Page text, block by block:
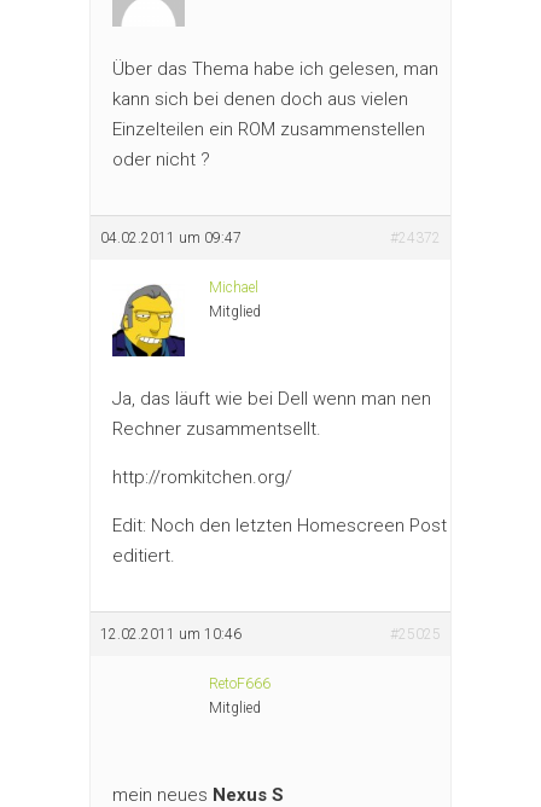
Über das Thema habe ich gelesen, man
kann sich bei denen doch aus vielen
Einzelteilen ein ROM zusammenstellen
oder nicht ?
04.02.2011 um 09:47 #24372
Michael
Mitglied
Ja, das läuft wie bei Dell wenn man nen
Rechner zusammentsellt.
http://romkitchen.org/
Edit: Noch den letzten Homescreen Post
editiert.
12.02.2011 um 10:46 #25025
RetoF666
Mitglied
mein neues Nexus S